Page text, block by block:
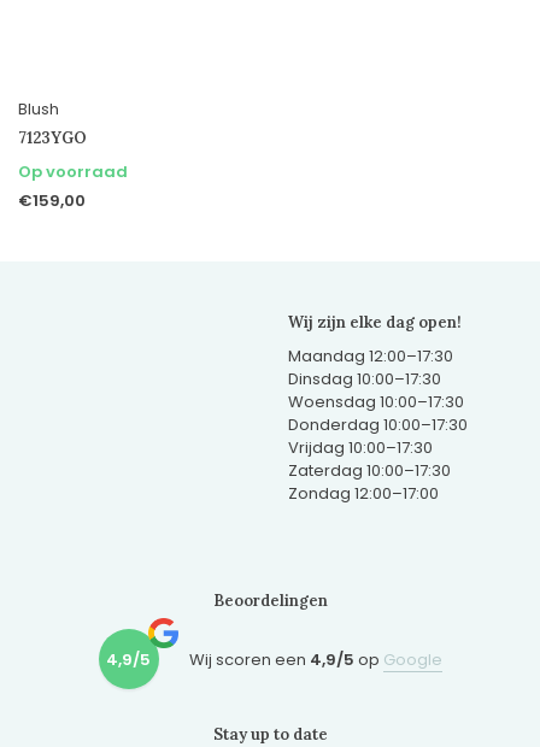
Blush
7123YGO
Op voorraad
€159,00
Wij zijn elke dag open!
Maandag 12:00–17:30
Dinsdag 10:00–17:30
Woensdag 10:00–17:30
Donderdag 10:00–17:30
Vrijdag 10:00–17:30
Zaterdag 10:00–17:30
Zondag 12:00–17:00
Beoordelingen
4,9/5 Wij scoren een 4,9/5 op Google
Stay up to date